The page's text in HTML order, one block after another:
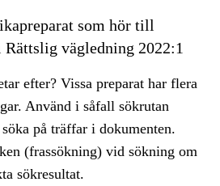
som hör till
vägledning 2022:1
efter? Vissa preparat har flera
Använd i såfall sökrutan
på träffar i dokumenten.
(frassökning) vid sökning om
sökresultat.